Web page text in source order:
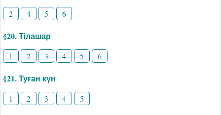
2 4 5 6
§20. Тілашар
1 2 3 4 5 6
§21. Туған күн
1 2 3 4 5